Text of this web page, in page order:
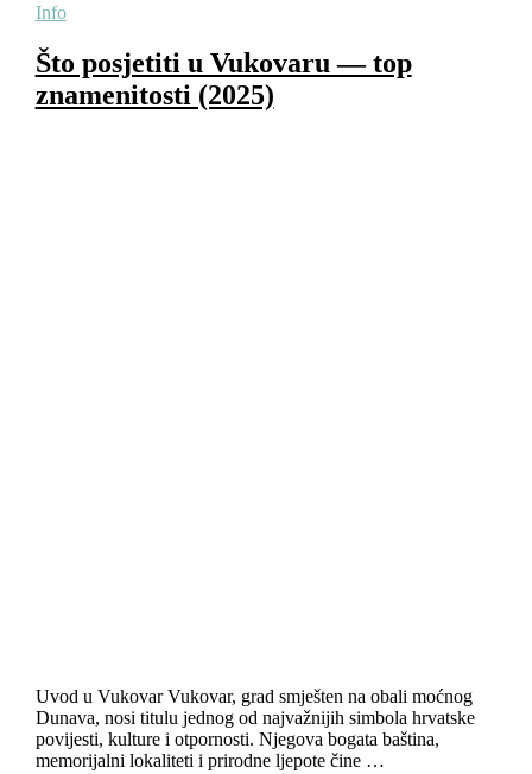
Info
Što posjetiti u Vukovaru — top
znamenitosti (2025)
Uvod u Vukovar Vukovar, grad smješten na obali moćnog
Dunava, nosi titulu jednog od najvažnijih simbola hrvatske
povijesti, kulture i otpornosti. Njegova bogata baština,
memorijalni lokaliteti i prirodne ljepote čine …